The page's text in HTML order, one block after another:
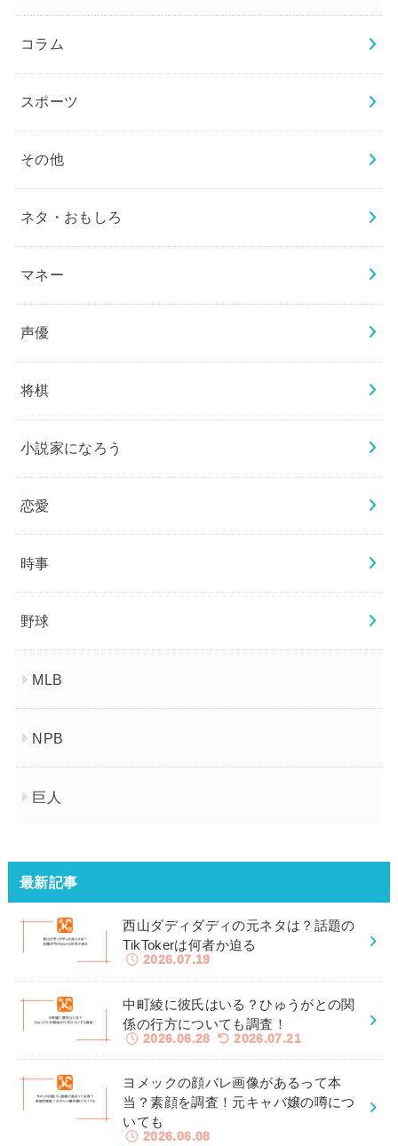
コラム
スポーツ
その他
ネタ・おもしろ
マネー
声優
将棋
小説家になろう
恋愛
時事
野球
MLB
NPB
巨人
最新記事
西山ダディダディの元ネタは？話題の
TikTokerは何者か迫る
2026.07.19
中町綾に彼氏はいる？ひゅうがとの関
係の行方についても調査！
2026.06.28 2026.07.21
ヨメックの顔バレ画像があるって本
当？素顔を調査！元キャバ嬢の噂につ
いても
2026.06.08